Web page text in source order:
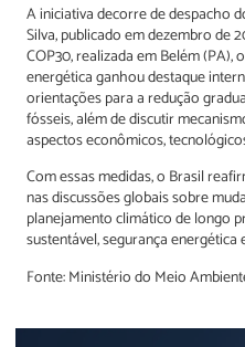
A iniciativa decorre de despacho
Silva, publicado em dezembro de
COP30, realizada em Belém
energética ganhou destaque
orientações para a redução
fósseis, além de discutir
aspectos econômicos,
Com essas medidas, o Brasil
nas discussões globais sobre
planejamento climático de longo
sustentável, segurança energética
Fonte: Ministério do Meio